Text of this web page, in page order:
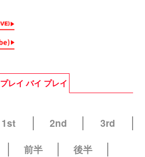
プレイ バイ プレイ
1st 2nd
3rd
前半 後半